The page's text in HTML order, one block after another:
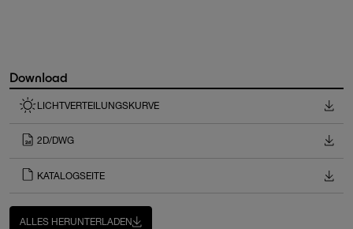
Download
LICHTVERTEILUNGSKURVE
2D/DWG
KATALOGSEITE
ALLES HERUNTERLADEN